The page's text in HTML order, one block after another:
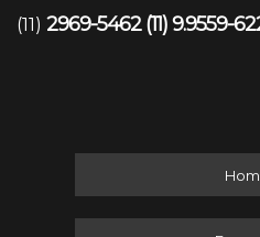
(11) 2969-5462 (11) 9.9559-